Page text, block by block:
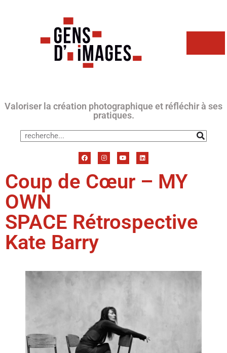
Valoriser la création photographique et réfléchir à ses
pratiques.
Coup de Cœur – MY
OWN
SPACE Rétrospective
Kate Barry